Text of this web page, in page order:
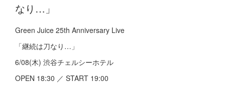
なり…」
Green Juice 25th Anniversary Live
「継続は刀なり…」
6/08(木) 渋谷チェルシーホテル
OPEN 18:30 ／ START 19:00